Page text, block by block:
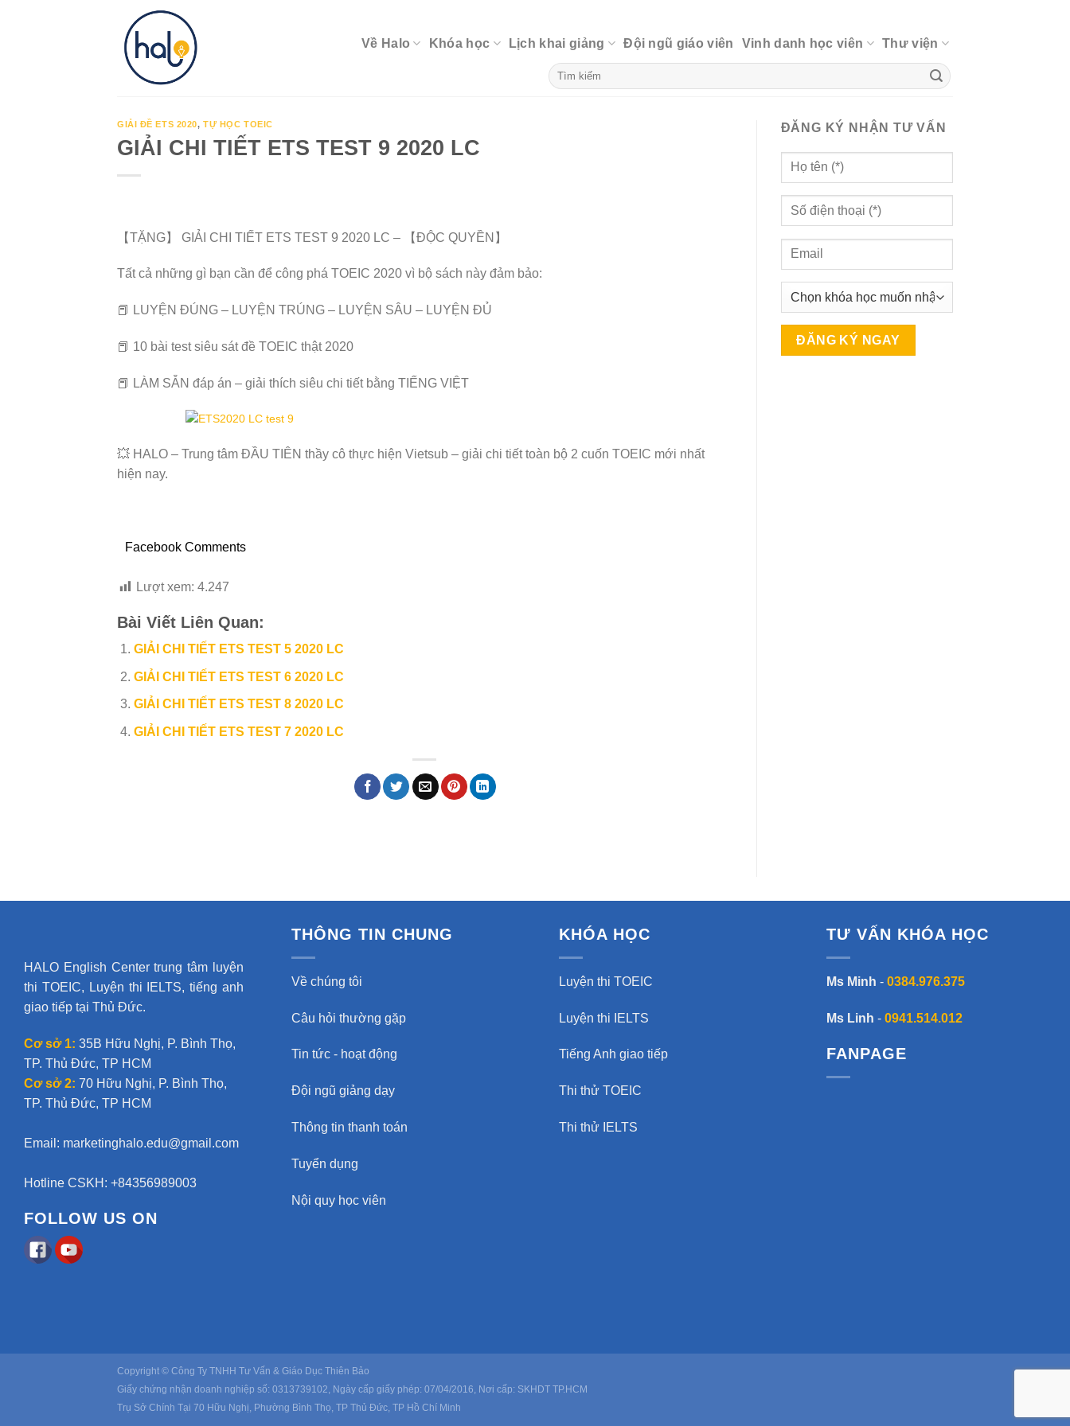
Về Halo Khóa học Lịch khai giảng Đội ngũ giáo viên Vinh danh học viên Thư viện
GIẢI ĐỀ ETS 2020,TỰ HỌC TOEIC
GIẢI CHI TIẾT ETS TEST 9 2020 LC
【TẶNG】 GIẢI CHI TIẾT ETS TEST 9 2020 LC – 【ĐỘC QUYỀN】
Tất cả những gì bạn cần để công phá TOEIC 2020 vì bộ sách này đảm bảo:
📕 LUYỆN ĐÚNG – LUYỆN TRÚNG – LUYỆN SÂU – LUYỆN ĐỦ
📕 10 bài test siêu sát đề TOEIC thật 2020
📕 LÀM SẴN đáp án – giải thích siêu chi tiết bằng TIẾNG VIỆT
💥 HALO – Trung tâm ĐẦU TIÊN thầy cô thực hiện Vietsub – giải chi tiết toàn bộ 2 cuốn TOEIC mới nhất
hiện nay.
Facebook Comments
Lượt xem: 4.247
Bài Viết Liên Quan:
GIẢI CHI TIẾT ETS TEST 5 2020 LC
GIẢI CHI TIẾT ETS TEST 6 2020 LC
GIẢI CHI TIẾT ETS TEST 8 2020 LC
GIẢI CHI TIẾT ETS TEST 7 2020 LC
ĐĂNG KÝ NHẬN TƯ VẤN
HALO English Center trung tâm luyện
thi TOEIC, Luyện thi IELTS, tiếng anh
giao tiếp tại Thủ Đức.
Cơ sở 1: 35B Hữu Nghị, P. Bình Thọ,
TP. Thủ Đức, TP HCM
Cơ sở 2: 70 Hữu Nghị, P. Bình Thọ,
TP. Thủ Đức, TP HCM
Email: marketinghalo.edu@gmail.com
Hotline CSKH: +84356989003
FOLLOW US ON
THÔNG TIN CHUNG
Về chúng tôi
Câu hỏi thường gặp
Tin tức - hoạt động
Đội ngũ giảng dạy
Thông tin thanh toán
Tuyển dụng
Nội quy học viên
KHÓA HỌC
Luyện thi TOEIC
Luyện thi IELTS
Tiếng Anh giao tiếp
Thi thử TOEIC
Thi thử IELTS
TƯ VẤN KHÓA HỌC
Ms Minh - 0384.976.375
Ms Linh - 0941.514.012
FANPAGE
Copyright © Công Ty TNHH Tư Vấn & Giáo Dục Thiên Bảo
Giấy chứng nhận doanh nghiệp số: 0313739102, Ngày cấp giấy phép: 07/04/2016, Nơi cấp: SKHDT TP.HCM
Trụ Sở Chính Tại 70 Hữu Nghị, Phường Bình Thọ, TP Thủ Đức, TP Hồ Chí Minh